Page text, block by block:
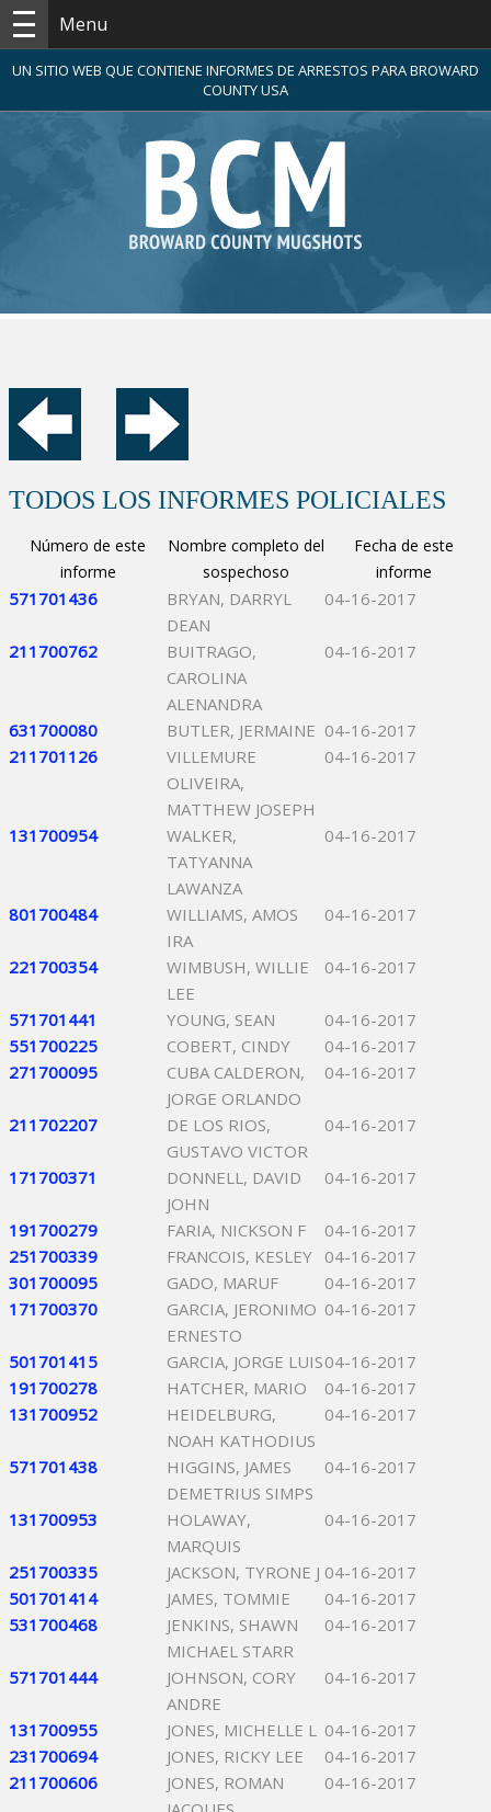
Menu
UN SITIO WEB QUE CONTIENE INFORMES DE ARRESTOS PARA BROWARD
COUNTY USA
TODOS LOS INFORMES POLICIALES
Número de este
informe
Nombre completo del
sospechoso
Fecha de este
informe
571701436
BRYAN, DARRYL
DEAN
04-16-2017
211700762
BUITRAGO,
CAROLINA
ALENANDRA
04-16-2017
631700080 BUTLER, JERMAINE 04-16-2017
211701126
VILLEMURE
OLIVEIRA,
MATTHEW JOSEPH
04-16-2017
131700954
WALKER,
TATYANNA
LAWANZA
04-16-2017
801700484
WILLIAMS, AMOS
IRA
04-16-2017
221700354
WIMBUSH, WILLIE
LEE
04-16-2017
571701441 YOUNG, SEAN
04-16-2017
551700225
COBERT, CINDY
04-16-2017
271700095
CUBA CALDERON,
JORGE ORLANDO
04-16-2017
211702207
DE LOS RIOS,
GUSTAVO VICTOR
04-16-2017
171700371
DONNELL, DAVID
JOHN
04-16-2017
191700279 FARIA, NICKSON F
04-16-2017
251700339
FRANCOIS, KESLEY 04-16-2017
301700095
GADO, MARUF
04-16-2017
171700370
GARCIA, JERONIMO
ERNESTO
04-16-2017
501701415 GARCIA, JORGE LUIS04-16-2017
191700278
HATCHER, MARIO
04-16-2017
131700952
HEIDELBURG,
NOAH KATHODIUS
04-16-2017
571701438
HIGGINS, JAMES
DEMETRIUS SIMPS
04-16-2017
131700953
HOLAWAY,
MARQUIS
04-16-2017
251700335 JACKSON, TYRONE J 04-16-2017
501701414
JAMES, TOMMIE
04-16-2017
531700468
JENKINS, SHAWN
MICHAEL STARR
04-16-2017
571701444
JOHNSON, CORY
ANDRE
04-16-2017
131700955 JONES, MICHELLE L 04-16-2017
231700694
JONES, RICKY LEE
04-16-2017
211700606
JONES, ROMAN
04-16-2017